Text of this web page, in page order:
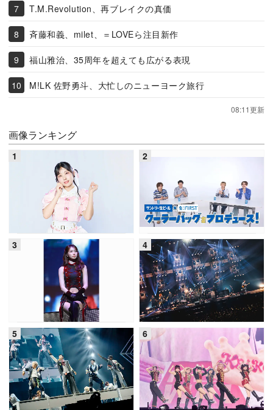
T.M.Revolution、再ブレイクの真価
斉藤和義、milet、＝LOVEら注目新作
福山雅治、35周年を超えても広がる表現
M!LK 佐野勇斗、大忙しのニューヨーク旅行
08:11更新
画像ランキング